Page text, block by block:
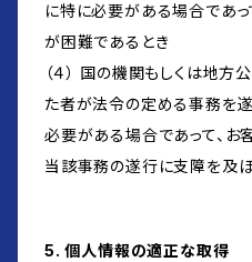
に特に必要がある場合であ
が困難であるとき
（４） 国の機関もしくは地
た者が法令の定める事務を
必要がある場合であって、お
当該事務の遂行に支障を及
5. 個人情報の適正な取得